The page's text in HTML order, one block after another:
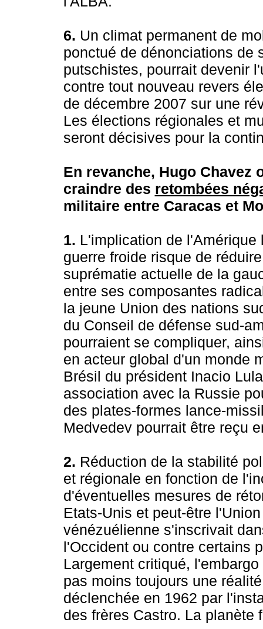
6. Un climat permanent de
ponctué de dénonciations de
putschistes, pourrait devenir
contre tout nouveau revers
de décembre 2007 sur une
Les élections régionales et
seront décisives pour la
En revanche, Hugo Chavez
craindre des retombées
militaire entre Caracas et
1. L'implication de
guerre froide risque de
suprématie actuelle de la
entre ses composantes
la jeune Union des nations
du Conseil de défense sud-
pourraient se compliquer,
en acteur global d'un monde
Brésil du président Inacio
association avec la Russie
des plates-formes lance-
Medvedev pourrait être reçu
2. Réduction de la stabilité
et régionale en fonction de
d'éventuelles mesures de
Etats-Unis et peut-être
vénézuélienne s'inscrivait
l'Occident ou contre certains
Largement critiqué,
pas moins toujours une
déclenchée en 1962 par
des frères Castro. La planète